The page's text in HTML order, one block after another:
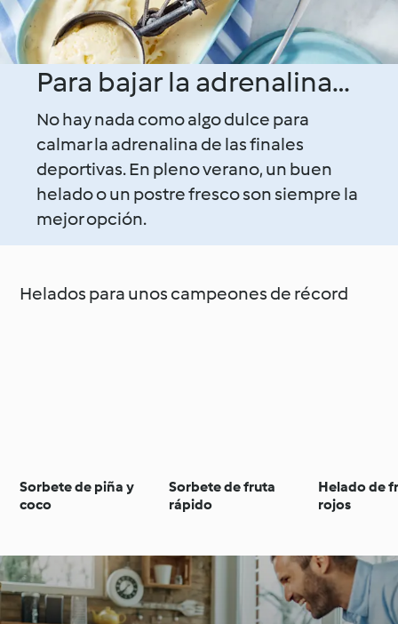
Para bajar la adrenalina…
No hay nada como algo dulce para
calmar la adrenalina de las finales
deportivas. En pleno verano, un buen
helado o un postre fresco son siempre la
mejor opción.
Helados para unos campeones de récord
Sorbete de piña y
coco
Sorbete de fruta
rápido
Helado de
rojos